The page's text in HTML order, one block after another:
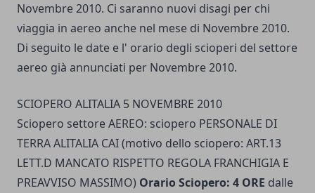
Novembre 2010. Ci saranno nuovi disagi per chi
viaggia in aereo anche nel mese di Novembre 2010.
Di seguito le date e l' orario degli scioperi del settore
aereo già annunciati per Novembre 2010.
SCIOPERO ALITALIA 5 NOVEMBRE 2010
Sciopero settore AEREO: sciopero PERSONALE DI
TERRA ALITALIA CAI (motivo dello sciopero: ART.13
LETT.D MANCATO RISPETTO REGOLA FRANCHIGIA E
PREAVVISO MASSIMO) Orario Sciopero: 4 ORE dalle